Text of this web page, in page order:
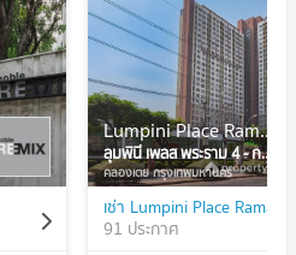
Lumpini Place Rama 4 - Kluaynamthai
ลุมพินี เพลส พระราม 4 - กล้วยน้ำไท
คลองเตย กรุงเทพมหานคร
91 ประกาศ